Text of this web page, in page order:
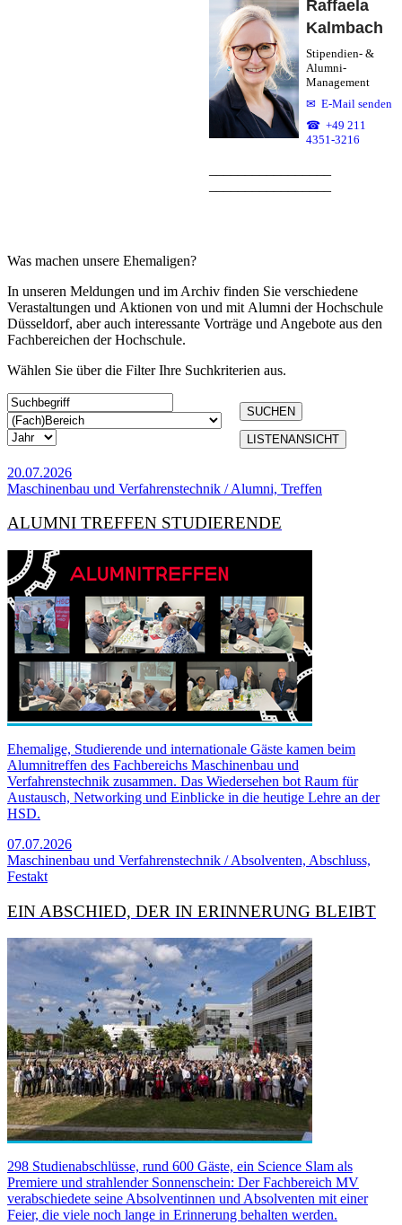
Raffaela
Kalmbach
Stipendien- &
Alumni-
Management
E-Mail senden
+49 211
4351-3216
Was machen unsere Ehemaligen?​​​
In unseren Meldungen und im Archiv finden Sie verschiedene
Verastaltungen und Aktionen von und mit Alumni der Hochschule
Düsseldorf, aber auch interessante Vorträge und Angebote aus den
Fachbereichen der Hochschule.
Wählen Sie über die Filter Ihre Suchkriterien aus.
SUCHEN
LISTENANSICHT
20.07.2026
Maschinenbau und Verfahrenstechnik / Alumni, Treffen
ALUMNI TREFFEN STUDIERENDE
Ehemalige, Studierende und internationale Gäste kamen beim
Alumnitreffen des Fachbereichs Maschinenbau und
Verfahrenstechnik zusammen. Das Wiedersehen bot Raum für
Austausch, Networking und Einblicke in die heutige Lehre an der
HSD.
07.07.2026
Maschinenbau und Verfahrenstechnik / Absolventen, Abschluss,
Festakt
EIN ABSCHIED, DER IN ERINNERUNG BLEIBT
298 Studienabschlüsse, rund 600 Gäste, ein Science Slam als
Premiere und strahlender Sonnenschein: Der Fachbereich MV
verabschiedete seine Absolventinnen und Absolventen mit einer
Feier, die viele noch lange in Erinnerung behalten werden.